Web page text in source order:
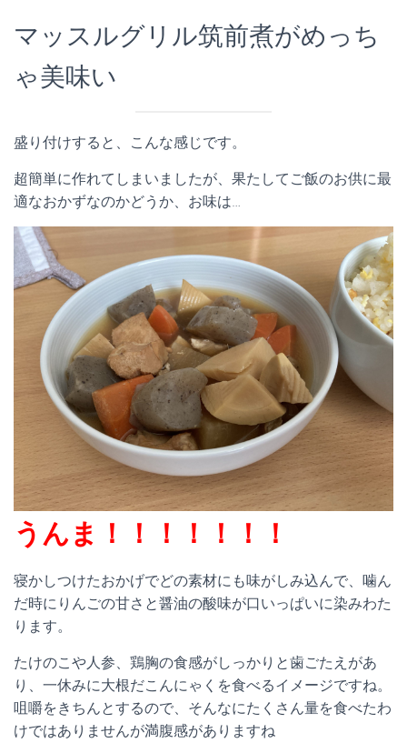
マッスルグリル筑前煮がめっち
ゃ美味い
盛り付けすると、こんな感じです。
超簡単に作れてしまいましたが、果たしてご飯のお供に最
適なおかずなのかどうか、お味は…
うんま！！！！！！！
寝かしつけたおかげでどの素材にも味がしみ込んで、噛ん
だ時にりんごの甘さと醤油の酸味が口いっぱいに染みわた
ります。
たけのこや人参、鶏胸の食感がしっかりと歯ごたえがあ
り、一休みに大根だこんにゃくを食べるイメージですね。
咀嚼をきちんとするので、そんなにたくさん量を食べたわ
けではありませんが満腹感がありますね